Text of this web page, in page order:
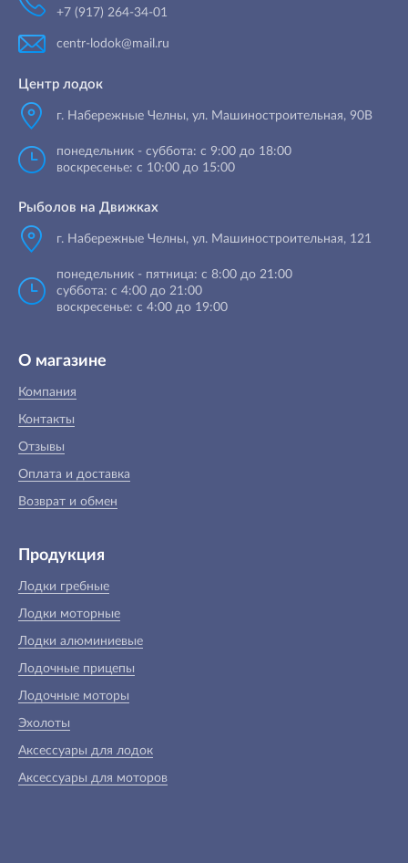
+7 (917) 264-34-01
centr-lodok@mail.ru
Центр лодок
г. Набережные Челны, ул. Машиностроительная, 90B
понедельник - суббота: с 9:00 до 18:00
воскресенье: с 10:00 до 15:00
Рыболов на Движках
г. Набережные Челны, ул. Машиностроительная, 121
понедельник - пятница: с 8:00 до 21:00
суббота: с 4:00 до 21:00
воскресенье: с 4:00 до 19:00
О магазине
Компания
Контакты
Отзывы
Оплата и доставка
Возврат и обмен
Продукция
Лодки гребные
Лодки моторные
Лодки алюминиевые
Лодочные прицепы
Лодочные моторы
Эхолоты
Аксессуары для лодок
Аксессуары для моторов